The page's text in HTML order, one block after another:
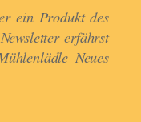
ein Produkt des
erfährst
Neues